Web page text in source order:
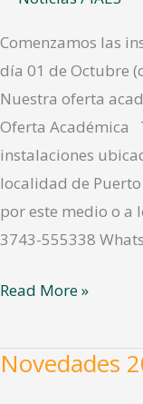
Comenzamos las
día 01 de Octubre
Nuestra oferta
Oferta Académica
instalaciones
localidad de
por este medio o a
3743-555338
Read More »
Novedades
Novedades